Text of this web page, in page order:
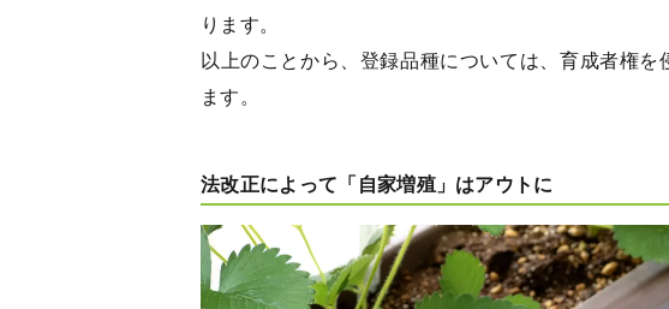
ります。
以上のことから、登録品種については、育成者権
ます。
法改正によって「自家増殖」はアウトに